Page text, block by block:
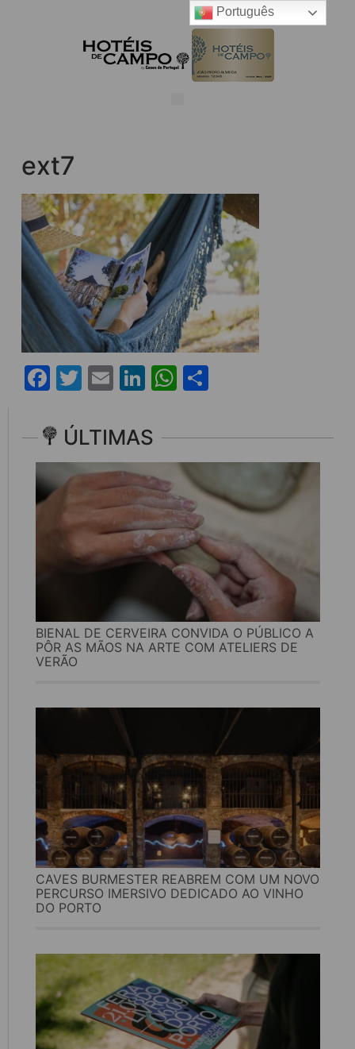
ext7
Facebook
Twitter
EmailLinkedIn
WhatsApp
ÚLTIMAS
BIENAL DE CERVEIRA CONVIDA O PÚBLICO A
PÔR AS MÃOS NA ARTE COM ATELIERS DE
VERÃO
CAVES BURMESTER REABREM COM UM NOVO
PERCURSO IMERSIVO DEDICADO AO VINHO
DO PORTO
Português